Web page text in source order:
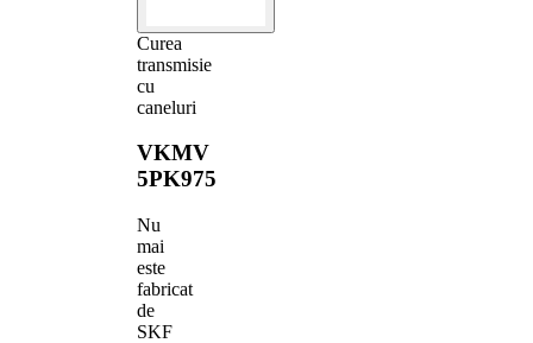
Curea
transmisie
cu
caneluri
VKMV
5PK975
Nu
mai
este
fabricat
de
SKF